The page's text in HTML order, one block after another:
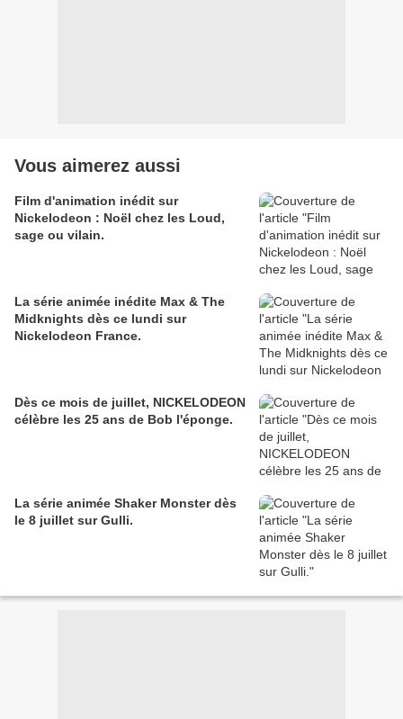
Vous aimerez aussi
Film d'animation inédit sur
Nickelodeon : Noël chez les Loud,
sage ou vilain.
La série animée inédite Max & The
Midknights dès ce lundi sur
Nickelodeon France.
Dès ce mois de juillet, NICKELODEON
célèbre les 25 ans de Bob l'éponge.
La série animée Shaker Monster dès
le 8 juillet sur Gulli.